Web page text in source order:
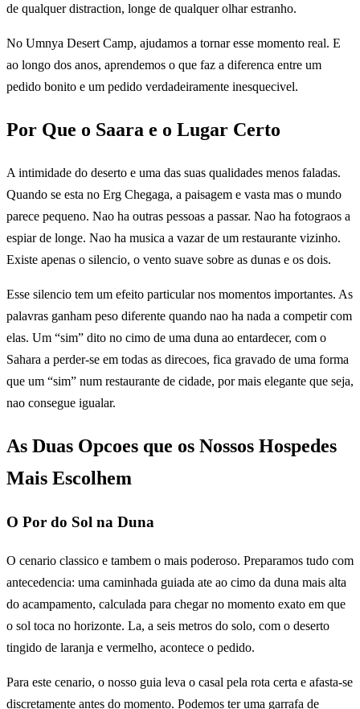
de qualquer distraction, longe de qualquer olhar estranho.
No Umnya Desert Camp, ajudamos a tornar esse momento real. E
ao longo dos anos, aprendemos o que faz a diferenca entre um
pedido bonito e um pedido verdadeiramente inesquecivel.
Por Que o Saara e o Lugar Certo
A intimidade do deserto e uma das suas qualidades menos faladas.
Quando se esta no Erg Chegaga, a paisagem e vasta mas o mundo
parece pequeno. Nao ha outras pessoas a passar. Nao ha fotograos a
espiar de longe. Nao ha musica a vazar de um restaurante vizinho.
Existe apenas o silencio, o vento suave sobre as dunas e os dois.
Esse silencio tem um efeito particular nos momentos importantes. As
palavras ganham peso diferente quando nao ha nada a competir com
elas. Um “sim” dito no cimo de uma duna ao entardecer, com o
Sahara a perder-se em todas as direcoes, fica gravado de uma forma
que um “sim” num restaurante de cidade, por mais elegante que seja,
nao consegue igualar.
As Duas Opcoes que os Nossos Hospedes
Mais Escolhem
O Por do Sol na Duna
O cenario classico e tambem o mais poderoso. Preparamos tudo com
antecedencia: uma caminhada guiada ate ao cimo da duna mais alta
do acampamento, calculada para chegar no momento exato em que
o sol toca no horizonte. La, a seis metros do solo, com o deserto
tingido de laranja e vermelho, acontece o pedido.
Para este cenario, o nosso guia leva o casal pela rota certa e afasta-se
discretamente antes do momento. Podemos ter uma garrafa de